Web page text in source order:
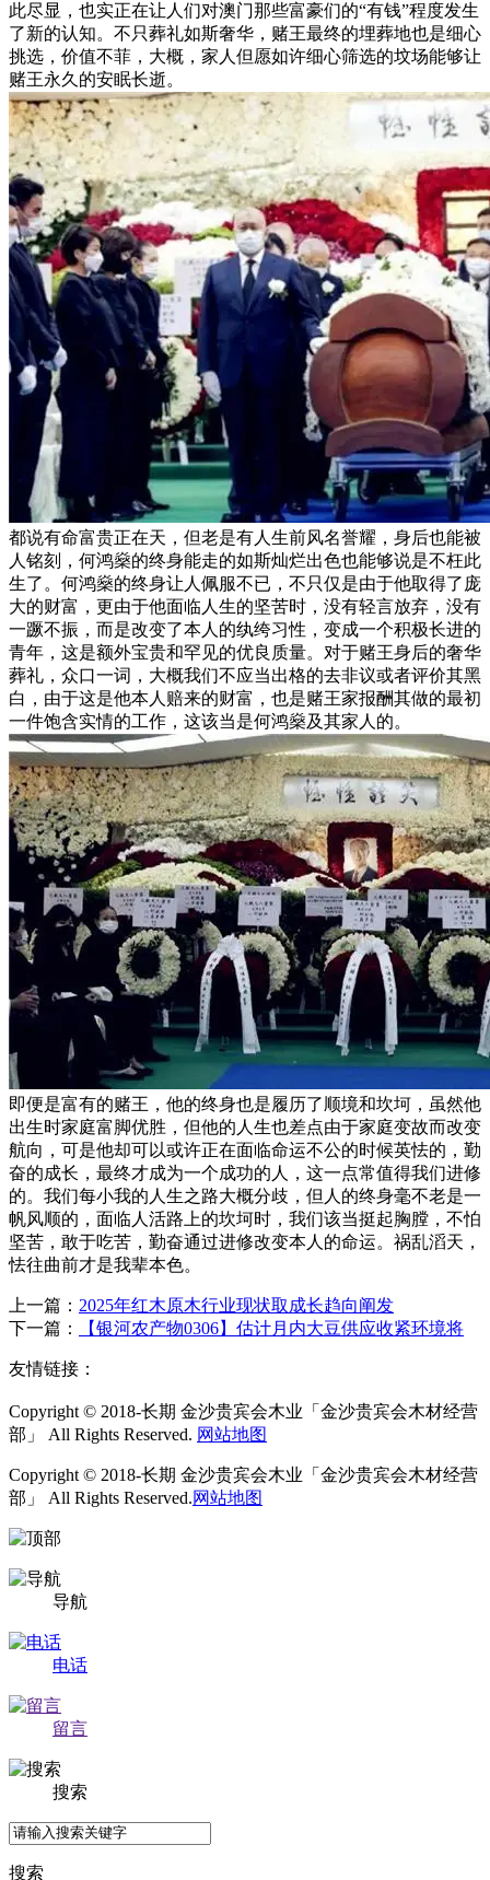
此尽显，也实正在让人们对澳门那些富豪们的“有钱”程度发生
了新的认知。不只葬礼如斯奢华，赌王最终的埋葬地也是细心
挑选，价值不菲，大概，家人但愿如许细心筛选的坟场能够让
赌王永久的安眠长逝。
都说有命富贵正在天，但老是有人生前风名誉耀，身后也能被
人铭刻，何鸿燊的终身能走的如斯灿烂出色也能够说是不枉此
生了。何鸿燊的终身让人佩服不已，不只仅是由于他取得了庞
大的财富，更由于他面临人生的坚苦时，没有轻言放弃，没有
一蹶不振，而是改变了本人的纨绔习性，变成一个积极长进的
青年，这是额外宝贵和罕见的优良质量。对于赌王身后的奢华
葬礼，众口一词，大概我们不应当出格的去非议或者评价其黑
白，由于这是他本人赔来的财富，也是赌王家报酬其做的最初
一件饱含实情的工作，这该当是何鸿燊及其家人的。
即便是富有的赌王，他的终身也是履历了顺境和坎坷，虽然他
出生时家庭富脚优胜，但他的人生也差点由于家庭变故而改变
航向，可是他却可以或许正在面临命运不公的时候英怯的，勤
奋的成长，最终才成为一个成功的人，这一点常值得我们进修
的。我们每小我的人生之路大概分歧，但人的终身毫不老是一
帆风顺的，面临人活路上的坎坷时，我们该当挺起胸膛，不怕
坚苦，敢于吃苦，勤奋通过进修改变本人的命运。祸乱滔天，
怯往曲前才是我辈本色。
上一篇： 2025年红木原木行业现状取成长趋向阐发
下一篇：
【银河农产物0306】估计月内大豆供应收紧环境将
友情链接：
Copyright © 2018-长期 金沙贵宾会木业「金沙贵宾会木材经营
部」 All Rights Reserved. 网站地图
Copyright © 2018-长期 金沙贵宾会木业「金沙贵宾会木材经营
部」 All Rights Reserved.网站地图
导航
电话
留言
搜索
搜索